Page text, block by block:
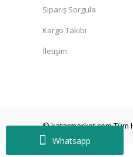
Whatsapp
Sipariş Sorgula
Kargo Takibi
İletişim
© katarmarket.com Tüm